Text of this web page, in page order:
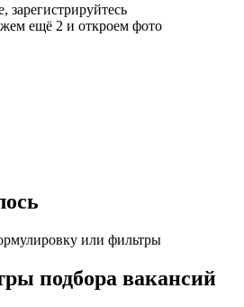
зарегистрируйтесь
ещё 2 и откроем фото
или фильтры
подбора вакансий